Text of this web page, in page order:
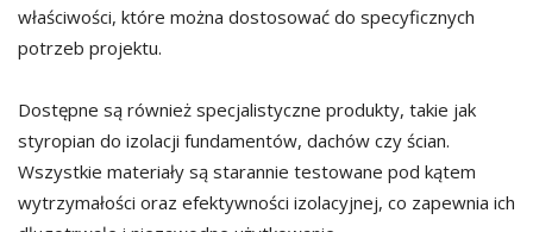
właściwości, które można dostosować do specyficznych
potrzeb projektu.
Dostępne są również specjalistyczne produkty, takie jak
styropian do izolacji fundamentów, dachów czy ścian.
Wszystkie materiały są starannie testowane pod kątem
wytrzymałości oraz efektywności izolacyjnej, co zapewnia ich